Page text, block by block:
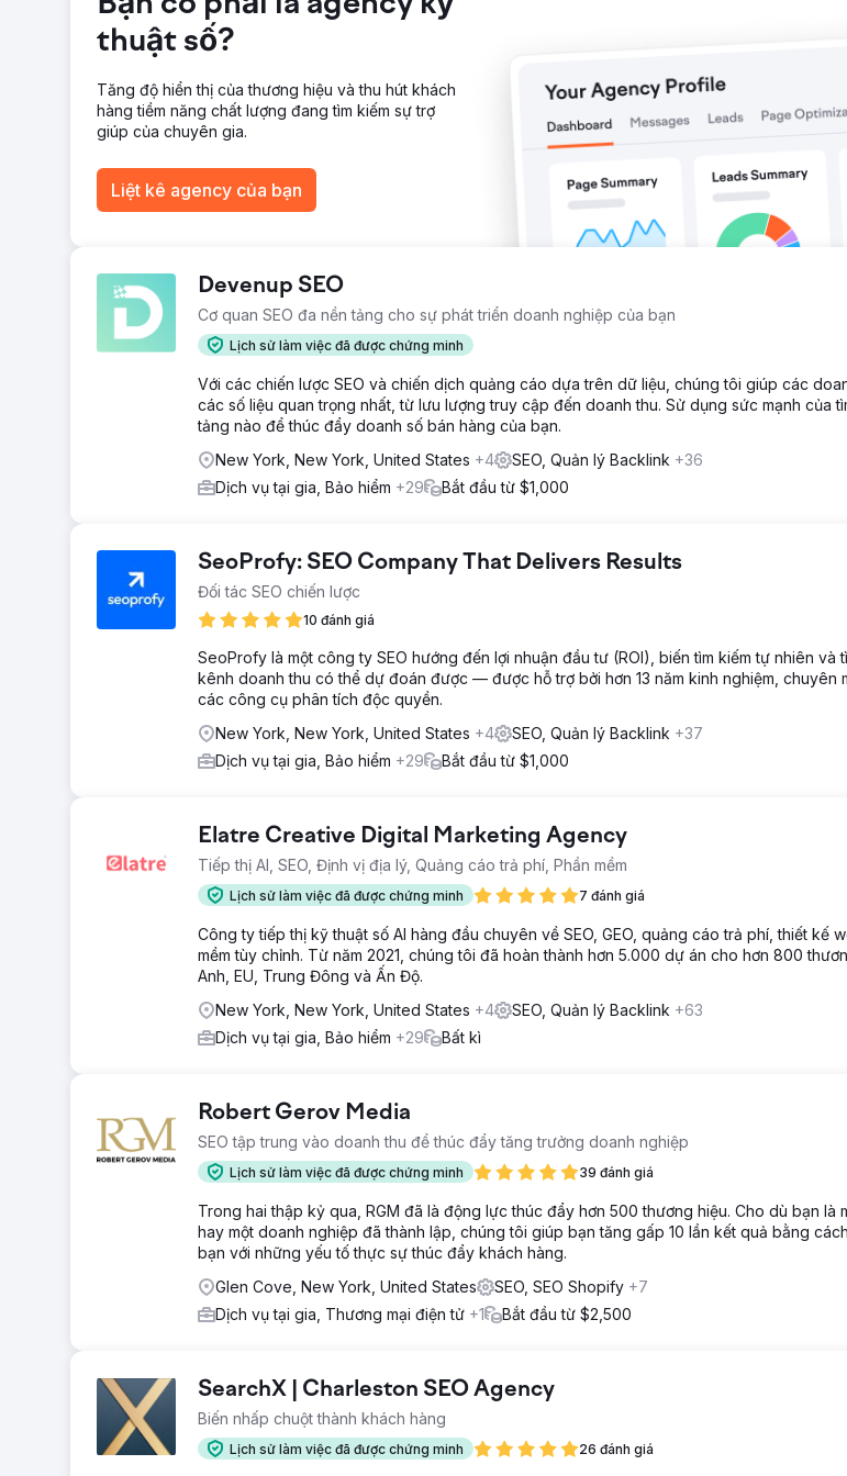
Chúng tôi không chỉ thay thế số lượng khách hàng tiềm năng mà họ có được, mà còn TĂNG số lượng
27%... với chi phí thấp hơn đáng kể. Nhờ đó, công ty có thể sử dụng khoản lợi nhuận tăng thêm để mở
hướng khác!
Chuyển đến trang agency
thuật số?
Tăng độ hiển thị của thương hiệu và thu hút khách
hàng tiềm năng chất lượng đang tìm kiếm sự trợ
giúp của chuyên gia.
Liệt kê agency của bạn
Devenup SEO
Cơ quan SEO đa nền tảng cho sự phát triển doanh nghiệp của bạn
Lịch sử làm việc đã được chứng minh
Với các chiến lược SEO và chiến dịch quảng cáo dựa trên dữ liệu, chúng tôi giúp các
các số liệu quan trọng nhất, từ lưu lượng truy cập đến doanh thu. Sử dụng sức mạnh của
tảng nào để thúc đẩy doanh số bán hàng của bạn.
New York, New York, United States +4 SEO, Quản lý Backlink +36
Dịch vụ tại gia, Bảo hiểm +29 Bắt đầu từ $1,000
SeoProfy: SEO Company That Delivers Results
Đối tác SEO chiến lược
10 đánh giá
SeoProfy là một công ty SEO hướng đến lợi nhuận đầu tư (ROI), biến tìm kiếm tự nhiên và
kênh doanh thu có thể dự đoán được — được hỗ trợ bởi hơn 13 năm kinh nghiệm, chuyên
các công cụ phân tích độc quyền.
New York, New York, United States +4 SEO, Quản lý Backlink +37
Dịch vụ tại gia, Bảo hiểm +29 Bắt đầu từ $1,000
Elatre Creative Digital Marketing Agency
Tiếp thị AI, SEO, Định vị địa lý, Quảng cáo trả phí, Phần mềm
Lịch sử làm việc đã được chứng minh 7 đánh giá
Công ty tiếp thị kỹ thuật số AI hàng đầu chuyên về SEO, GEO, quảng cáo trả phí, thiết kế
mềm tùy chỉnh. Từ năm 2021, chúng tôi đã hoàn thành hơn 5.000 dự án cho hơn 800
Anh, EU, Trung Đông và Ấn Độ.
New York, New York, United States +4 SEO, Quản lý Backlink +63
Dịch vụ tại gia, Bảo hiểm +29 Bất kì
Robert Gerov Media
SEO tập trung vào doanh thu để thúc đẩy tăng trưởng doanh nghiệp
Lịch sử làm việc đã được chứng minh 39 đánh giá
Trong hai thập kỷ qua, RGM đã là động lực thúc đẩy hơn 500 thương hiệu. Cho dù bạn là
hay một doanh nghiệp đã thành lập, chúng tôi giúp bạn tăng gấp 10 lần kết quả bằng
bạn với những yếu tố thực sự thúc đẩy khách hàng.
Glen Cove, New York, United States
SEO, SEO Shopify +7
Dịch vụ tại gia, Thương mại điện tử +1 Bắt đầu từ $2,500
SearchX | Charleston SEO Agency
Biến nhấp chuột thành khách hàng
Lịch sử làm việc đã được chứng minh 26 đánh giá